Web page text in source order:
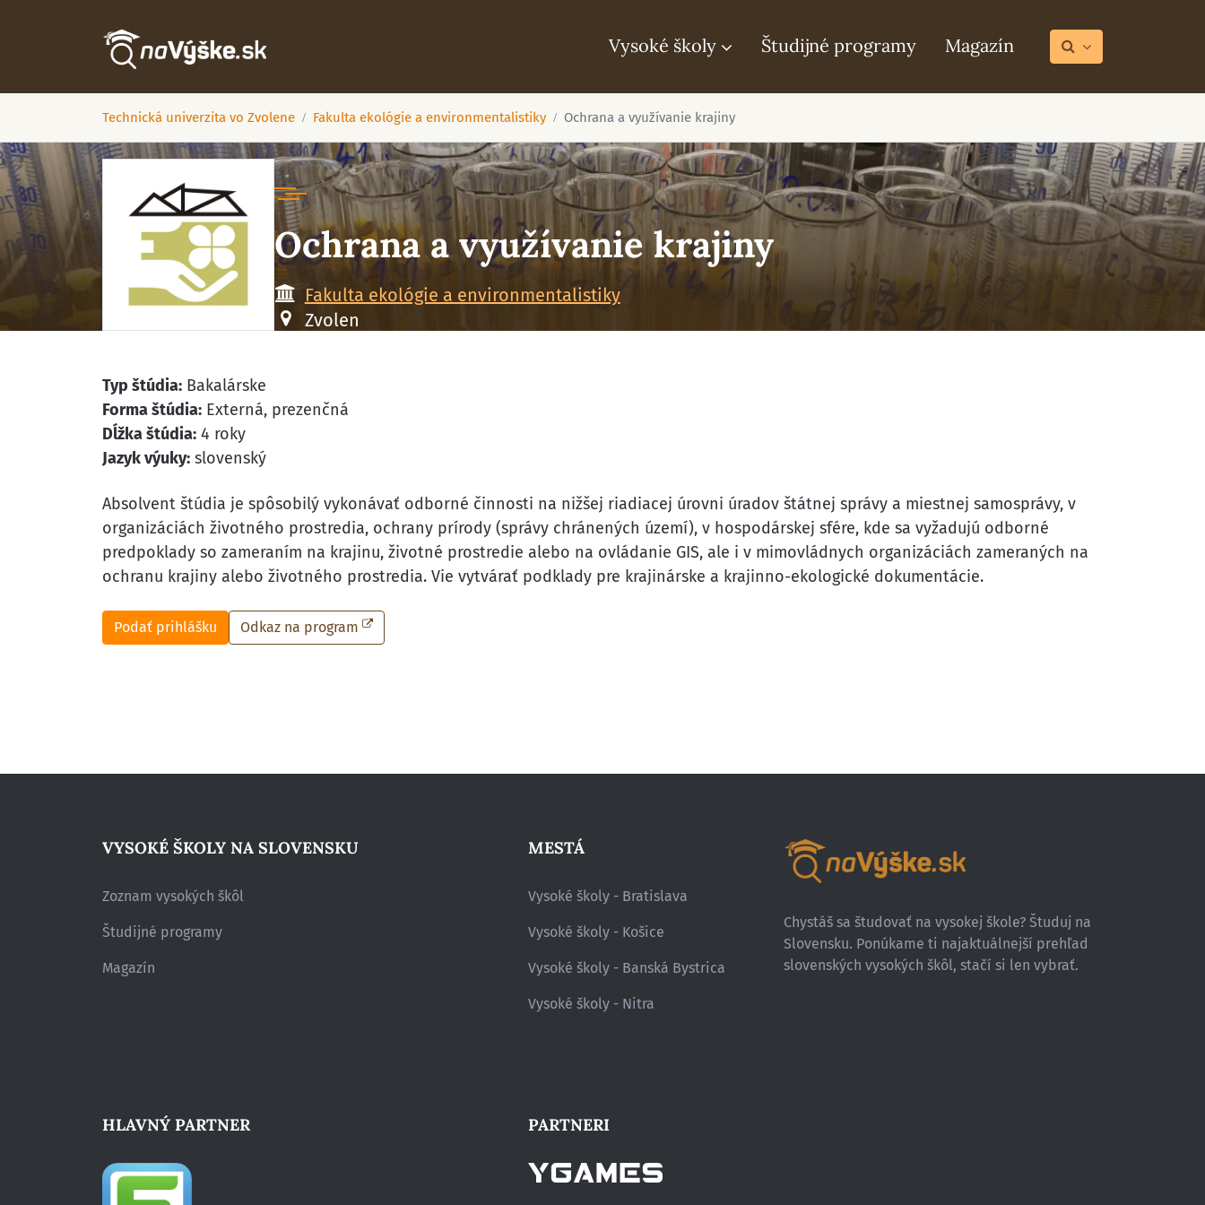
Vysoké školy Študijné programy Magazín
Technická univerzita vo Zvolene Fakulta ekológie a environmentalistiky Ochrana a využívanie krajiny
Ochrana a využívanie krajiny
Fakulta ekológie a environmentalistiky
Zvolen
Typ štúdia: Bakalárske
Forma štúdia: Externá, prezenčná
Dĺžka štúdia: 4 roky
Jazyk výuky: slovenský
Absolvent štúdia je spôsobilý vykonávať odborné činnosti na nižšej riadiacej úrovni úradov štátnej správy a miestnej samosprávy, v
organizáciách životného prostredia, ochrany prírody (správy chránených území), v hospodárskej sfére, kde sa vyžadujú odborné
predpoklady so zameraním na krajinu, životné prostredie alebo na ovládanie GIS, ale i v mimovládnych organizáciách zameraných na
ochranu krajiny alebo životného prostredia. Vie vytvárať podklady pre krajinárske a krajinno-ekologické dokumentácie.
Podať prihlášku Odkaz na program
VYSOKÉ ŠKOLY NA SLOVENSKU
Zoznam vysokých škôl
Študijné programy
Magazín
MESTÁ
Vysoké školy - Bratislava
Vysoké školy - Košice
Vysoké školy - Banská Bystrica
Vysoké školy - Nitra
Chystáš sa študovať na vysokej škole? Študuj na
Slovensku. Ponúkame ti najaktuálnejší prehľad
slovenských vysokých škôl, stačí si len vybrať.
HLAVNÝ PARTNER PARTNERI